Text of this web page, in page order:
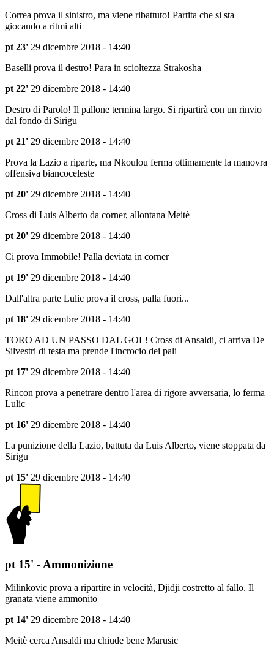
Correa prova il sinistro, ma viene ribattuto! Partita che si sta
giocando a ritmi alti
pt 23' 29 dicembre 2018 - 14:40
Baselli prova il destro! Para in scioltezza Strakosha
pt 22' 29 dicembre 2018 - 14:40
Destro di Parolo! Il pallone termina largo. Si ripartirà con un rinvio
dal fondo di Sirigu
pt 21' 29 dicembre 2018 - 14:40
Prova la Lazio a riparte, ma Nkoulou ferma ottimamente la manovra
offensiva biancoceleste
pt 20' 29 dicembre 2018 - 14:40
Cross di Luis Alberto da corner, allontana Meitè
pt 20' 29 dicembre 2018 - 14:40
Ci prova Immobile! Palla deviata in corner
pt 19' 29 dicembre 2018 - 14:40
Dall'altra parte Lulic prova il cross, palla fuori...
pt 18' 29 dicembre 2018 - 14:40
TORO AD UN PASSO DAL GOL! Cross di Ansaldi, ci arriva De
Silvestri di testa ma prende l'incrocio dei pali
pt 17' 29 dicembre 2018 - 14:40
Rincon prova a penetrare dentro l'area di rigore avversaria, lo ferma
Lulic
pt 16' 29 dicembre 2018 - 14:40
La punizione della Lazio, battuta da Luis Alberto, viene stoppata da
Sirigu
pt 15' 29 dicembre 2018 - 14:40
pt 15' - Ammonizione
Milinkovic prova a ripartire in velocità, Djidji costretto al fallo. Il
granata viene ammonito
pt 14' 29 dicembre 2018 - 14:40
Meitè cerca Ansaldi ma chiude bene Marusic